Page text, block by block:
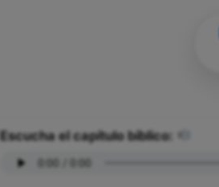
Escucha el capítulo bíblico: